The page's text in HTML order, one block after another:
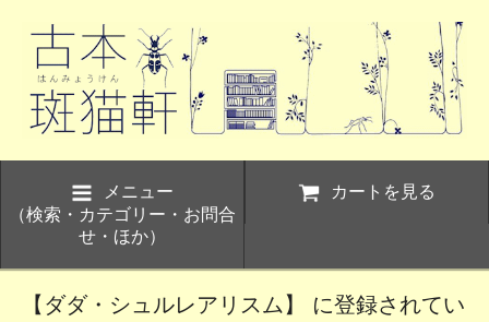
メニュー
（検索・カテゴリー・お問合
せ・ほか）
カートを見る
【ダダ・シュルレアリスム】 に登録されてい